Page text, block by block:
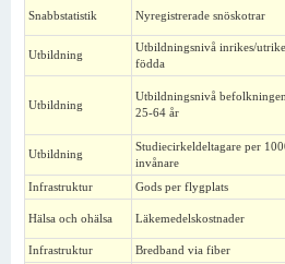
Snabbstatistik Nyregistrerade snöskotrar
Utbildning
Utbildningsnivå inrikes/
födda
Utbildning
Utbildningsnivå befolkningen
25-64 år
Utbildning
Studiecirkeldeltagare per
invånare
Infrastruktur Gods per flygplats
Hälsa och ohälsa Läkemedelskostnader
Infrastruktur Bredband via fiber